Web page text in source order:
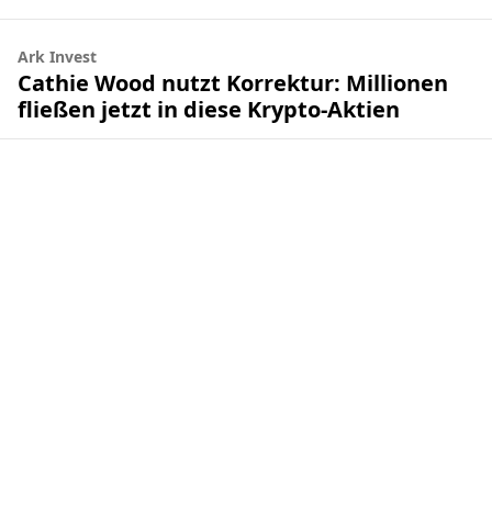
Ark Invest
Cathie Wood nutzt Korrektur: Millionen
fließen jetzt in diese Krypto-Aktien